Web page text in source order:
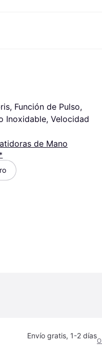
las categorías
Función de Pulso,
Inoxidable, Velocidad
de Mano
Envío gratis, 1-2 días